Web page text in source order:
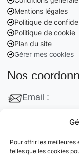
Pour offrir les meilleures
telles que les cookies
Mentions légales
Politique de
Politique de cookie
Plan du site
Gérer mes cookies
Nos
Email :
132 Rue